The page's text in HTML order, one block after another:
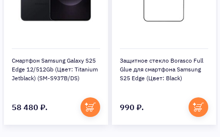
Смартфон Samsung Galaxy S25
Edge 12/512Gb (Цвет: Titanium
Jetblack) (SM-S937B/DS)
58 480 ₽.
Защитное стекло Borasco Full
Glue для смартфона Samsung
S25 Edge (Цвет: Black)
990 ₽.